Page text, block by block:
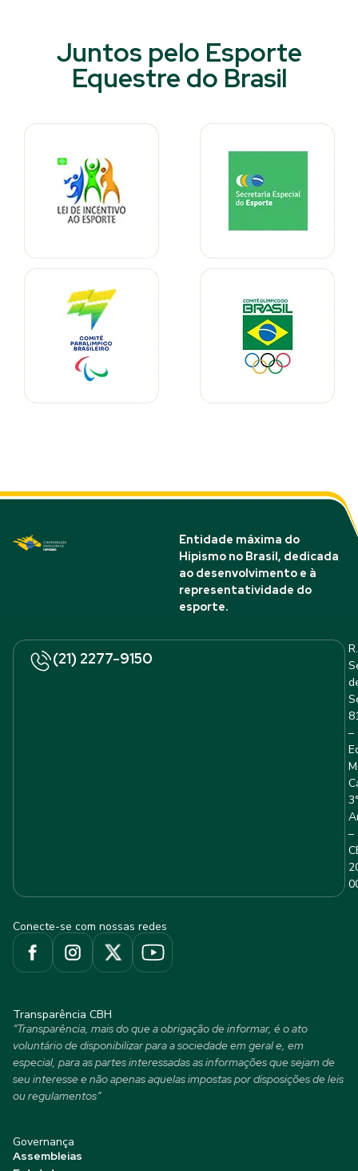
Juntos pelo Esporte
Equestre do Brasil
Entidade máxima do
Hipismo no Brasil, dedicada
ao desenvolvimento e à
representatividade do
esporte.
(21) 2277-9150
R.
–
–
Conecte-se com nossas redes
Transparência CBH
“Transparência, mais do que a obrigação de informar, é o ato
voluntário de disponibilizar para a sociedade em geral e, em
especial, para as partes interessadas as informações que sejam de
seu interesse e não apenas aquelas impostas por disposições de leis
ou regulamentos”
Governança
Assembleias